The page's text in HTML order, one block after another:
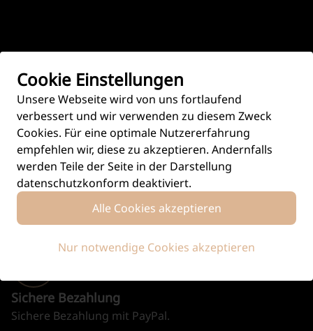
Handgefertigt
Produziert in aufwändiger Handarbeit.
Sichere Bezahlung
Sichere Bezahlung mit PayPal.
Cookie Einstellungen
Unsere Webseite wird von uns fortlaufend
verbessert und wir verwenden zu diesem Zweck
Cookies. Für eine optimale Nutzererfahrung
empfehlen wir, diese zu akzeptieren. Andernfalls
werden Teile der Seite in der Darstellung
datenschutzkonform deaktiviert.
Alle Cookies akzeptieren
Nur notwendige Cookies akzeptieren